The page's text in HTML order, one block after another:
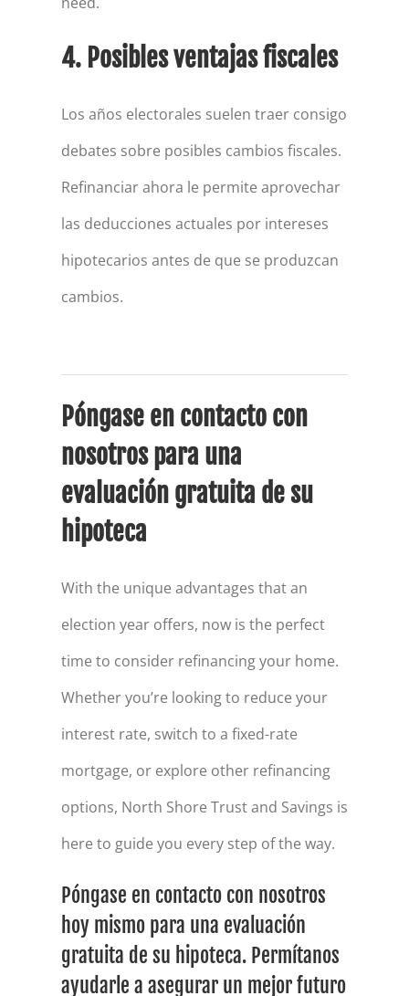
4. Posibles ventajas fiscales
Los años electorales suelen traer consigo
debates sobre posibles cambios fiscales.
Refinanciar ahora le permite aprovechar
las deducciones actuales por intereses
hipotecarios antes de que se produzcan
cambios.
Póngase en contacto con
nosotros para una
evaluación gratuita de su
hipoteca
With the unique advantages that an
election year offers, now is the perfect
time to consider refinancing your home.
Whether you’re looking to reduce your
interest rate, switch to a fixed-rate
mortgage, or explore other refinancing
options, North Shore Trust and Savings is
here to guide you every step of the way.
Póngase en contacto con nosotros
hoy mismo para una evaluación
gratuita de su hipoteca. Permítanos
ayudarle a asegurar un mejor futuro